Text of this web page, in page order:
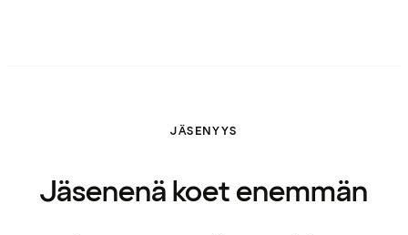
JÄSENYYS
Jäsenenä koet enemmän